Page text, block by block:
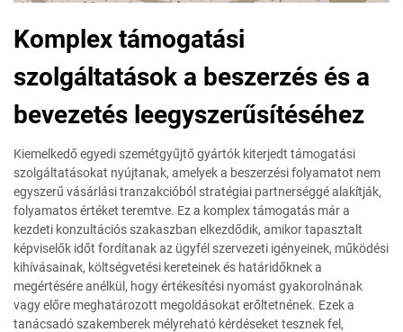
Komplex támogatási
szolgáltatások a beszerzés és a
bevezetés leegyszerűsítéséhez
Kiemelkedő egyedi szemétgyűjtő gyártók kiterjedt támogatási
szolgáltatásokat nyújtanak, amelyek a beszerzési folyamatot nem
egyszerű vásárlási tranzakcióból stratégiai partnerséggé alakítják,
folyamatos értéket teremtve. Ez a komplex támogatás már a
kezdeti konzultációs szakaszban elkezdődik, amikor tapasztalt
képviselők időt fordítanak az ügyfél szervezeti igényeinek, működési
kihívásainak, költségvetési kereteinek és határidőknek a
megértésére anélkül, hogy értékesítési nyomást gyakorolnának
vagy előre meghatározott megoldásokat erőltetnének. Ezek a
tanácsadó szakemberek mélyreható kérdéseket tesznek fel,